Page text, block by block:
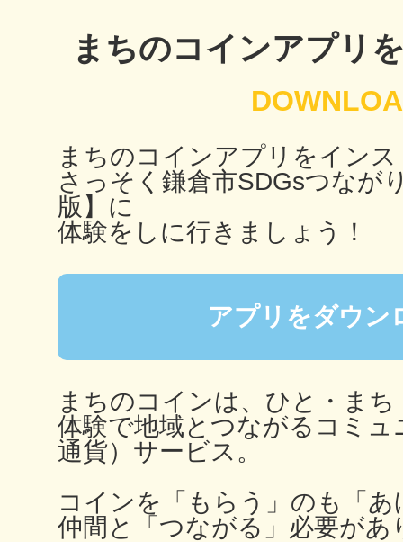
まちのコインアプリ
まちのコインアプリをイン
さっそく鎌倉市SDGsつなが
版】に
体験をしに行きましょう！
アプリをダウン
まちのコインは、ひと・ま
体験で地域とつながるコミュ
通貨）サービス。
コインを「もらう」のも「
仲間と「つながる」必要があ
日置
高知市
シモキ